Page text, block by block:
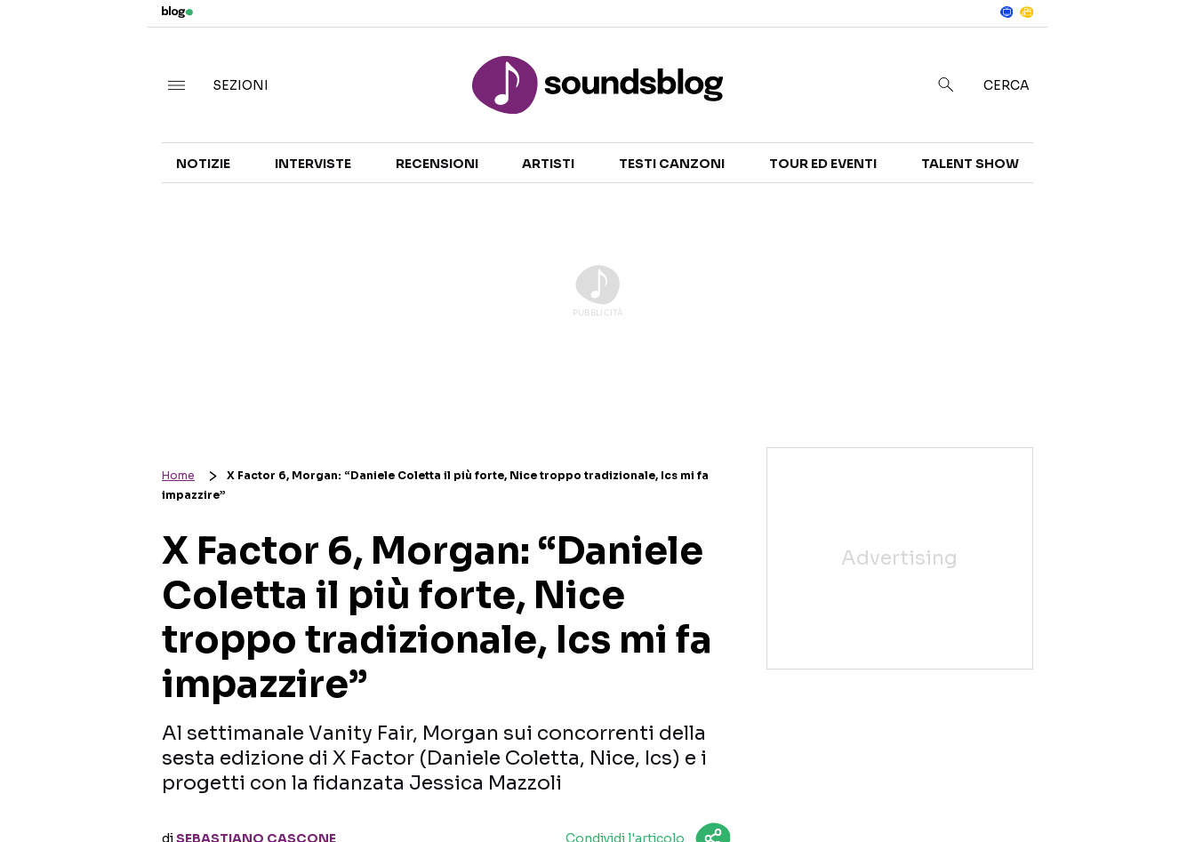
TALENT SHOW
SEZIONI CERCA
NOTIZIE INTERVISTE RECENSIONI ARTISTI TESTI CANZONI TOUR ED EVENTI TALENT SHOW
Home
X Factor 6, Morgan: “Daniele Coletta il più forte, Nice troppo tradizionale, Ics mi fa
impazzire”
X Factor 6, Morgan: “Daniele
Coletta il più forte, Nice
troppo tradizionale, Ics mi fa
impazzire”
Al settimanale Vanity Fair, Morgan sui concorrenti della
sesta edizione di X Factor (Daniele Coletta, Nice, Ics) e i
progetti con la fidanzata Jessica Mazzoli
diSEBASTIANO CASCONE Condividi l'articolo